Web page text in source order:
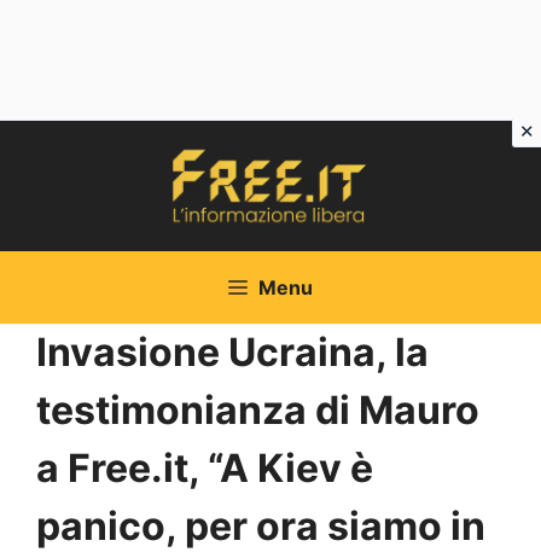
Menu
Invasione Ucraina, la
testimonianza di Mauro
a Free.it, “A Kiev è
panico, per ora siamo in